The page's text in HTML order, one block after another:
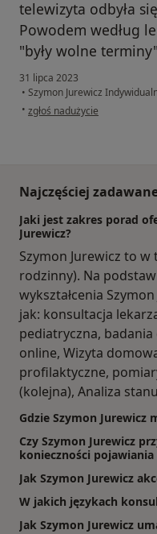
telewizyta odbyła
Powodem według
"były wolne
31 lipca 2023
• Szymon Jurewicz
• w opinii użytkownika W.W
zgłoś nadużycie
Najczęściej
Jaki jest zakres porad
Jurewicz?
Szymon Jurewicz to
rodzinny). Na
wykształcenia
jak: konsultacja
pediatryczna,
online, Wizyta
profilaktyczne,
(kolejna), Analiza
Gdzie Szymon Jurewicz
Czy Szymon Jurewicz
konieczności pojawiania
Jak Szymon Jurewicz
W jakich językach
Jak Szymon Jurewicz